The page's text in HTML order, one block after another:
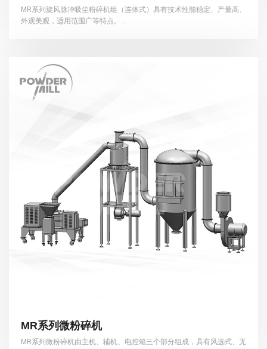
MR系列旋风脉冲吸尘粉碎机组（连体式）具有技术性能稳定、产量高、
外观美观，适用范围广等特点。...
MR系列微粉碎机
MR系列微粉碎机由主机、辅机、电控箱三个部分组成，具有风选式、无